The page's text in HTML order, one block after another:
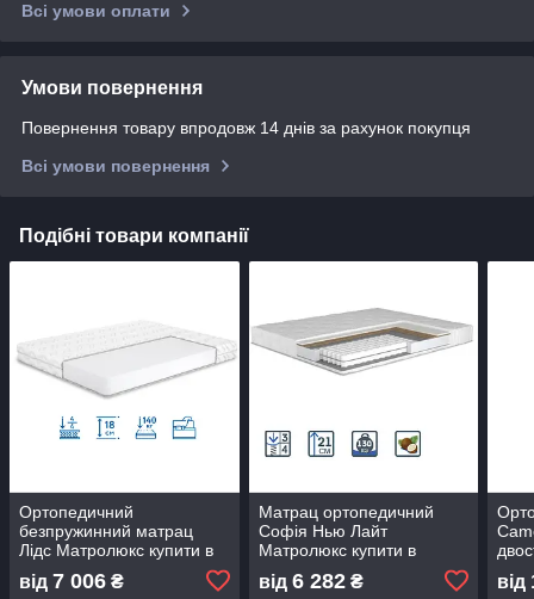
Всі умови оплати
Умови повернення
Повернення товару впродовж 14 днів за рахунок покупця
Всі умови повернення
Подібні товари компанії
Ортопедичний
безпружинний матрац
Лідс Матролюкс купити в
від 7 006 ₴
Матрац ортопедичний
Софія Нью Лайт
Матролюкс купити в
від 6 282₴ від